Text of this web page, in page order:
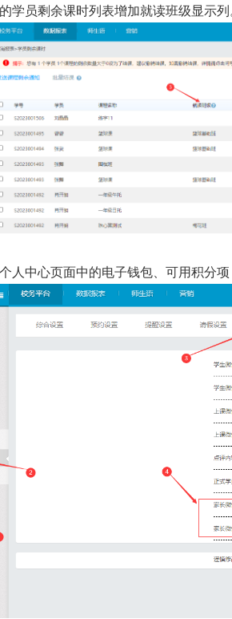
学员剩余课时列表增加就读班级显示列
人中心页面中的电子钱包、可用积分项